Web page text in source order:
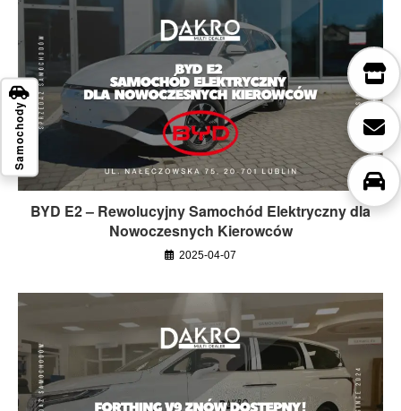
BYD E2 – Rewolucyjny Samochód Elektryczny dla
Nowoczesnych Kierowców
2025-04-07
Samochody